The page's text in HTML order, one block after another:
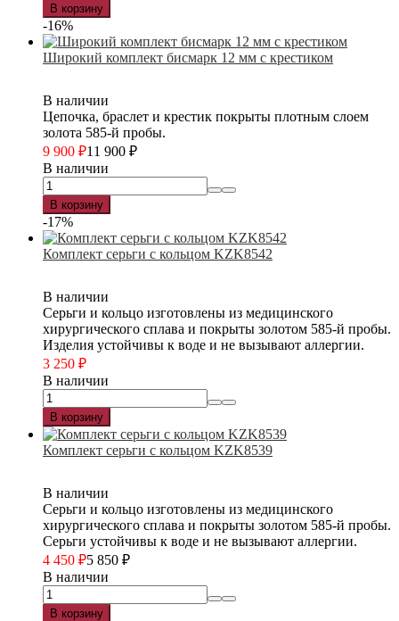
В корзину
-16%
Широкий комплект бисмарк 12 мм с крестиком
В наличии
Цепочка, браслет и крестик покрыты плотным слоем
золота 585-й пробы.
9 900 ₽11 900 ₽
В наличии
В корзину
-17%
Комплект серьги с кольцом KZK8542
В наличии
Серьги и кольцо изготовлены из медицинского
хирургического сплава и покрыты золотом 585-й пробы.
Изделия устойчивы к воде и не вызывают аллергии.
3 250 ₽
В наличии
В корзину
Комплект серьги с кольцом KZK8539
В наличии
Серьги и кольцо изготовлены из медицинского
хирургического сплава и покрыты золотом 585-й пробы.
Серьги устойчивы к воде и не вызывают аллергии.
4 450 ₽5 850 ₽
В наличии
В корзину